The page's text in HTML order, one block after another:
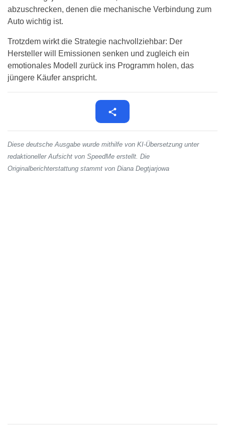
abzuschrecken, denen die mechanische Verbindung zum
Auto wichtig ist.
Trotzdem wirkt die Strategie nachvollziehbar: Der
Hersteller will Emissionen senken und zugleich ein
emotionales Modell zurück ins Programm holen, das
jüngere Käufer anspricht.
Diese deutsche Ausgabe wurde mithilfe von KI-Übersetzung unter
redaktioneller Aufsicht von SpeedMe erstellt. Die
Originalberichterstattung stammt von Diana Degtjarjowa